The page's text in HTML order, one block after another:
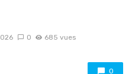
0 685 vues
0